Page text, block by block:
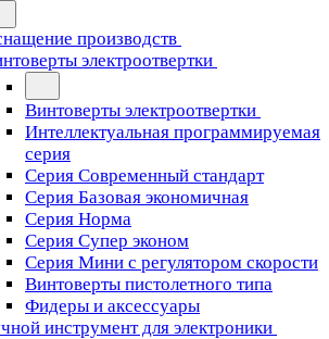
производств
электроотвертки
Винтоверты электроотвертки
Интеллектуальная программируемая
серия
Серия Современный стандарт
Серия Базовая экономичная
Серия Норма
Серия Cупер эконом
Серия Мини с регулятором скорости
Винтоверты пистолетного типа
Фидеры и аксессуары
инструмент для электроники